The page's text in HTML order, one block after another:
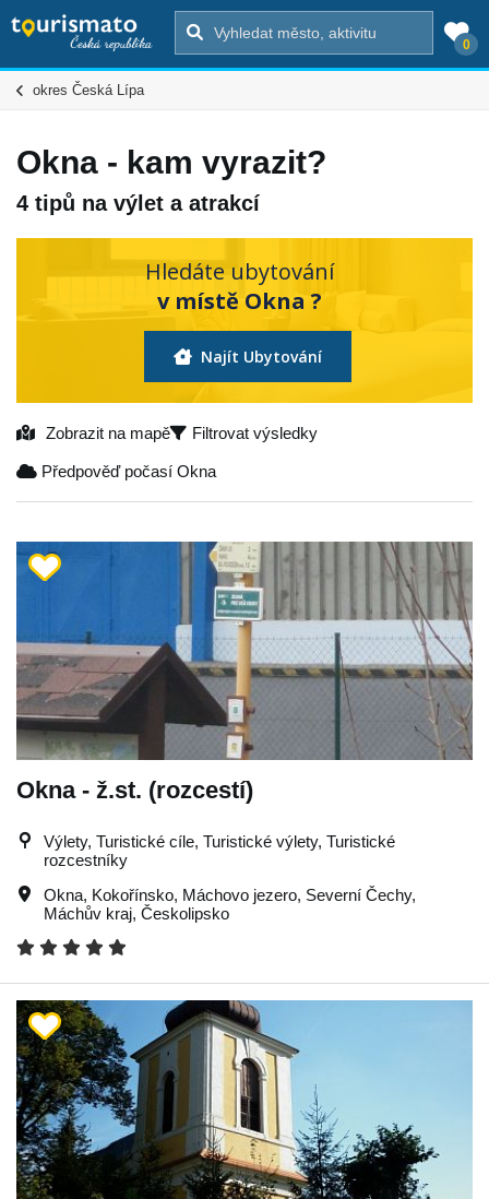
0
okres Česká Lípa
Okna - kam vyrazit?
4 tipů na výlet a atrakcí
Hledáte ubytování
v místě Okna ?
Najít Ubytování
Zobrazit na mapě Filtrovat výsledky
Předpověď počasí Okna
Okna - ž.st. (rozcestí)
Výlety, Turistické cíle, Turistické výlety, Turistické
rozcestníky
Okna, Kokořínsko, Máchovo jezero, Severní Čechy,
Máchův kraj, Českolipsko